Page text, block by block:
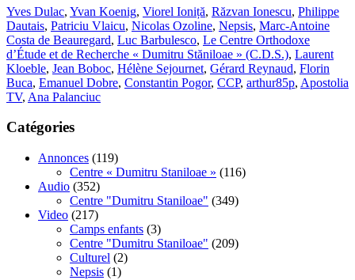
Yves Dulac, Yvan Koenig, Viorel Ioniță, Răzvan Ionescu, Philippe
Dautais, Patriciu Vlaicu, Nicolas Ozoline, Nepsis, Marc-Antoine
Costa de Beauregard, Luc Barbulesco, Le Centre Orthodoxe
d’Étude et de Recherche « Dumitru Stăniloae » (C.D.S.), Laurent
Kloeble, Jean Boboc, Hélène Sejournet, Gérard Reynaud, Florin
Buca, Emanuel Dobre, Constantin Pogor, CCP, arthur85p, Apostolia
TV, Ana Palanciuc
Catégories
Annonces (119)
Centre « Dumitru Staniloae » (116)
Audio (352)
Centre "Dumitru Staniloae" (349)
Video (217)
Camps enfants (3)
Centre "Dumitru Staniloae" (209)
Culturel (2)
Nepsis (1)